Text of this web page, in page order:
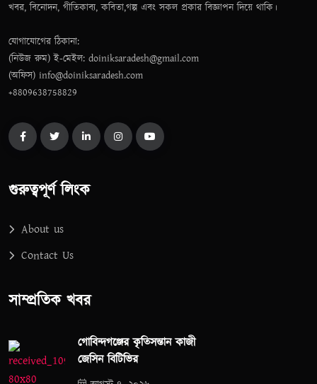
খবর, বিনোদন, গীতিকাব্য, কবিতা,গল্প এবং সকল প্রকার বিজ্ঞাপন দিয়ে থাকি।
যোগাযোগের ঠিকানা:
(নিউজ রুম) ই-মেইল: doiniksaradesh@gmail.com
(অফিস) info@doiniksaradesh.com
+8809638758829
গুরুত্বপূর্ণ লিংক
About us
Contact Us
সাম্প্রতিক খবর
গোবিন্দগঞ্জের কৃতিসন্তান কাজী
জেসিন বিটিভির